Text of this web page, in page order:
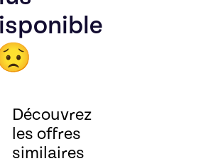
Découvrez
les offres
similaires